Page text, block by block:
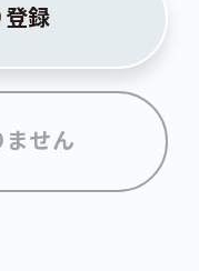
録
せん